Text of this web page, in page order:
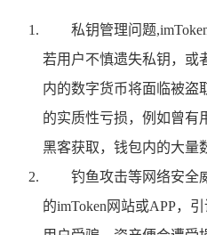
私钥管理问题
若用户不慎遗失私钥，或
内的数字货币将面临被盗
的实质性亏损，例如曾有
黑客获取，钱包内的大量
钓鱼攻击等网络安全
的imToken网站或APP，